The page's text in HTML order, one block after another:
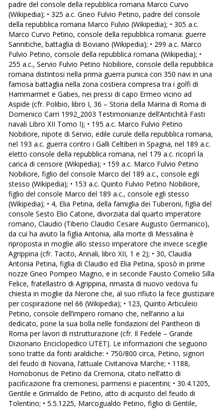
padre del console della repubblica romana Marco Curvo
(Wikipedia); • 325 a.c. Gneo Fulvio Petino, padre del console
della repubblica romana Marco Fulvio (Wikipedia); • 305 a.c.
Marco Curvo Petino, console della repubblica romana: guerre
Sannitiche, battaglia di Boviano (Wikipedia); • 299 a.c. Marco
Fulvio Petino, console della repubblica romana (Wikipedia); •
255 a.c., Servio Fulvio Petino Nobiliore, console della repubblica
romana distintosi nella prima guerra punica con 350 navi in una
famosa battaglia nella zona costiera compresa tra i golfi di
Hammarmet e Gabes, nei pressi di capo Ermeo vicino ad
Aspide (cfr. Polibio, libro I, 36 – Storia della Marina di Roma di
Domenico Carri 1992_2003 Testimonianze dell’Antichità Fasti
navali Libro XII Tomo I); • 195 a.c. Marco Fulvio Petino
Nobiliore, nipote di Servio, edile curule della repubblica romana,
nel 193 a.c. guerra contro i Galli Celtiberi in Spagna, nel 189 a.c.
eletto console della repubblica romana, nel 179 a.c. ricoprì la
carica di censore (Wikipedia); • 159 a.c. Marco Fulvio Petino
Nobiliore, figlio del console Marco del 189 a.c., console egli
stesso (Wikipedia); • 153 a.c. Quinto Fulvio Petino Nobiliore,
figlio del console Marco del 189 a.c., console egli stesso
(Wikipedia); • 4, Elia Petina, della famiglia dei Tuberoni, figlia del
console Sesto Elio Catone, divorziata dal quarto imperatore
romano, Claudio (Tiberio Claudio Cesare Augusto Germanico),
da cui ha avuto la figlia Antonia, alla morte di Messalina è
riproposta in moglie allo stesso imperatore che invece sceglie
Agrippina (cfr. Tacito, Annali, libro XII, 1 e 2); • 30, Claudia
Antonia Petina, figlia di Claudio ed Elia Petina, sposò in prime
nozze Gneo Pompeo Magno, e in seconde Fausto Cornelio Silla
Felice, fratellastro di Agrippina, rimasta di nuovo vedova fu
chiesta in moglie da Nerone che, al suo rifiuto la fece giustiziare
per cospirazione nel 66 (Wikipedia); • 123, Quinto Articuleio
Petino, console dell’impero romano che, nell’anno a lui
dedicato, pone la sua bolla nelle fondazioni del Pantheon di
Roma per lavori di ristrutturazione (cfr. Il Fedele – Grande
Dizionario Enciclopedico UTET). Le informazioni che seguono
sono tratte da fonti araldiche: • 750/800 circa, Petino, signori
del feudo di Novana, l’attuale Civitanova Marche; • 1188,
Homobonus de Petino da Cremona, citato nell’atto di
pacificazione fra cremonesi, parmensi e piacentini; • 30.4.1205,
Gentile e Grimaldo de Petino, atto di acquisto del feudo di
Tolentino; • 5.5.1225, Marcogualdo Petino, figlio di Gentile,